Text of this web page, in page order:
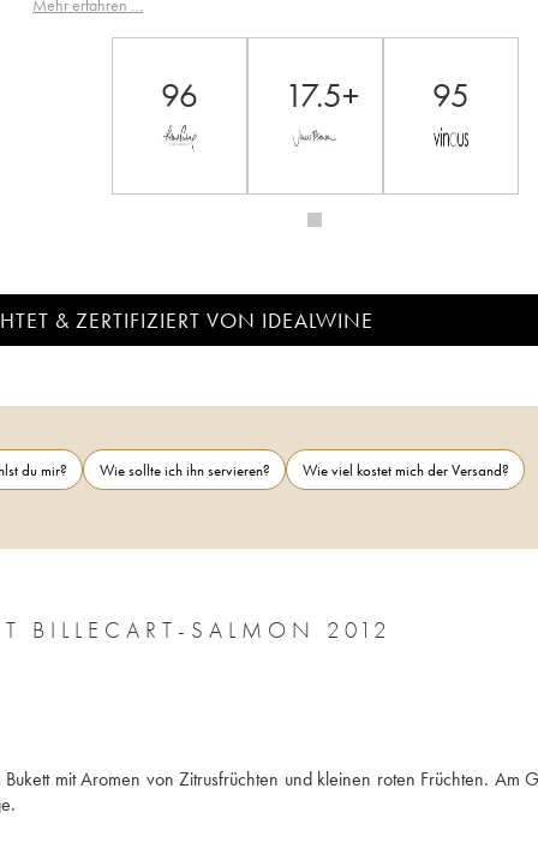
Mehr erfahren …
96 17.5+ 95
& ZERTIFIZIERT VON IDEALWINE
du mir? Wie sollte ich ihn servieren?
Wie viel kostet mich der Versand?
BILLECART-SALMON 2012
mit Aromen von Zitrusfrüchten und kleinen roten Früchten. Am